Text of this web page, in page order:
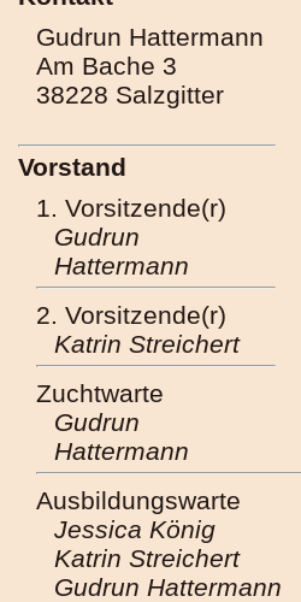
Gudrun Hattermann
Am Bache 3
38228 Salzgitter
Vorstand
1. Vorsitzende(r)
Gudrun
Hattermann
2. Vorsitzende(r)
Katrin Streichert
Zuchtwarte
Gudrun
Hattermann
Ausbildungswarte
Jessica König
Katrin Streichert
Gudrun Hattermann